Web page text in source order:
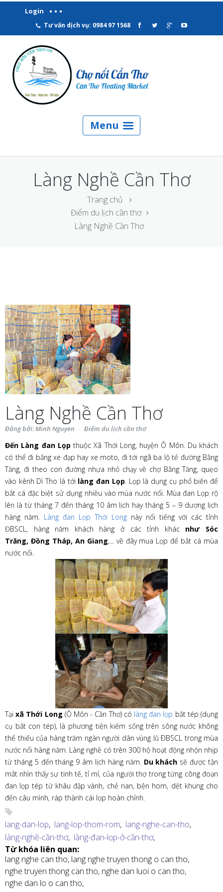
Login
Tư vấn dịch vụ: 0984 97 1568
Menu
Làng Nghề Cần Thơ
Trang chủ
Điểm du lịch cần thơ
Làng Nghề Cần Thơ
Làng Nghề Cần Thơ
Đăng bởi: Minh Nguyen Điểm du lịch cần thơ
Đến Làng đan Lọp thuộc Xã Thới Long, huyện Ô Môn. Du khách
có thể đi bằng xe đạp hay xe moto, đi tới ngã ba lộ tẻ đường Bằng
Tăng, đi theo con đường nhựa nhỏ chạy về chợ Bằng Tăng, quẹo
vào kênh Dì Tho là tới làng đan Lọp. Lọp là dụng cụ phổ biến để
bắt cá đặc biệt sử dụng nhiều vào mùa nước nổi. Mùa đan Lọp rộ
lên là từ tháng 7 đến tháng 10 âm lịch hay tháng 5 – 9 dương lịch
hàng năm. Làng đan Lọp Thới Long này nổi tiếng với các tỉnh
ĐBSCL, hàng năm khách hàng ở các tỉnh khác như Sóc
Trăng, Đồng Tháp, An Giang,... về đây mua Lọp để bắt cá mùa
nước nổi.
Tạixã Thới Long (Ô Môn - Cần Thơ) có làng đan lọp bắt tép (dụng
cụ bắt con tép), là phương tiện kiếm sống trên sông nước không
thể thiếu của hàng trăm ngàn người dân vùng lũ ÐBSCL trong mùa
nước nổi hàng năm. Làng nghề có trên 300 hộ hoạt động nhộn nhịp
từ tháng 5 đến tháng 9 âm lịch hàng năm. Du khách sẽ được tận
mắt nhìn thấy sự tinh tế, tỉ mỉ, của người thợ trong từng công đoạn
đan lọp tép từ khâu đập vành, chẻ nan, bện hom, dệt khung cho
đến câu mình, ráp thành cái lọp hoàn chỉnh.
lang-dan-lop, lang-lop-thom-rom, lang-nghe-can-tho,
làng-nghề-cần-thơ, làng-đan-lọp-ở-cần-thơ,
Từ khóa liên quan:
lang nghe can tho, lang nghe truyen thong o can tho,
nghe truyen thong can tho, nghe dan luoi o can tho,
nghe dan lo o can tho,